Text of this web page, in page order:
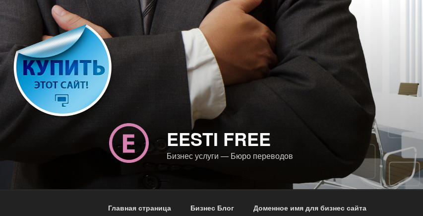
Перейти
к
содержимому
EESTI FREE
Бизнес услуги — Бюро переводов
Главная страница Бизнес Блог Доменное имя для бизнес сайта